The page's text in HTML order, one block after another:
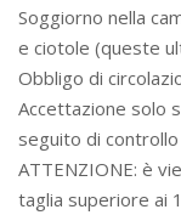
Soggiorno nella
e ciotole (queste
Obbligo di
Accettazione solo
seguito di
ATTENZIONE: è
taglia superiore ai